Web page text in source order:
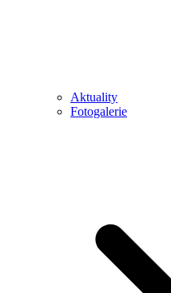
Aktuality
Fotogalerie